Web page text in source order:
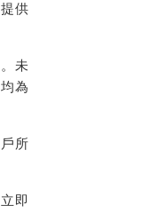
供
未
為
所
即